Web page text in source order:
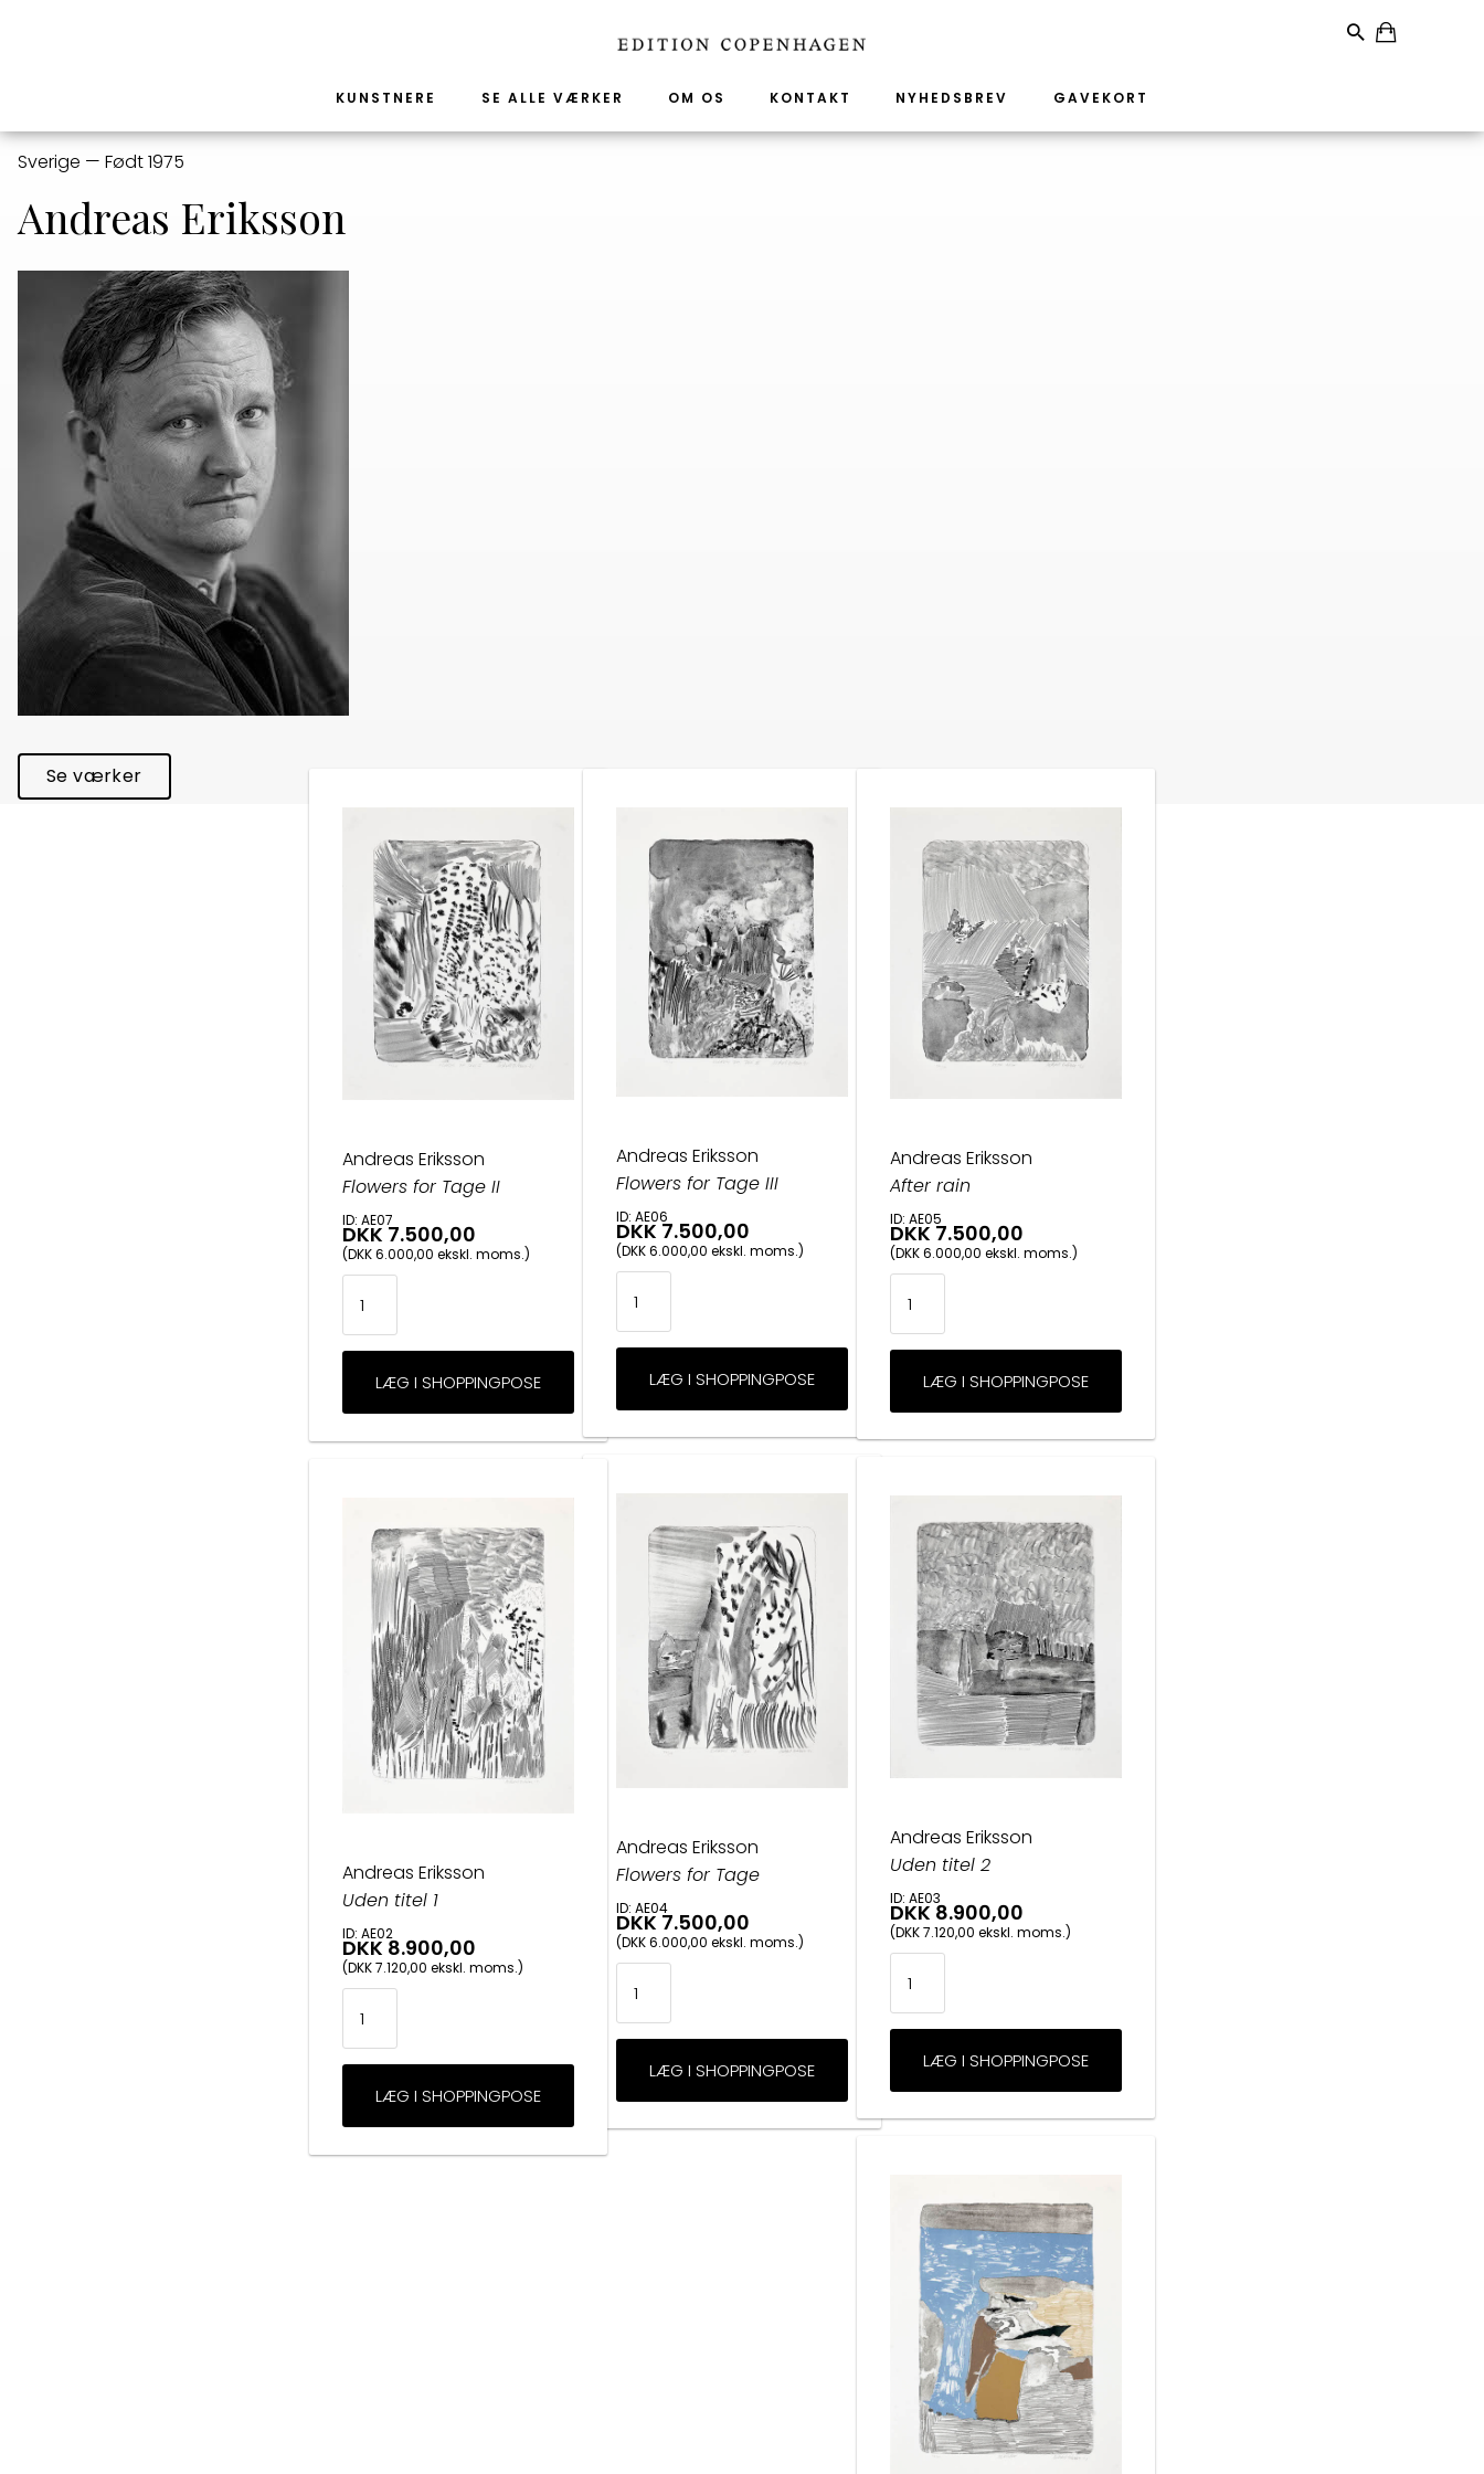
KUNSTNERE SE ALLE VÆRKER OM OS KONTAKT NYHEDSBREV GAVEKORT
Sverige — Født 1975
Andreas Eriksson
Se værker
Andreas Eriksson
Flowers for Tage II
ID: AE07
DKK 7.500,00
(DKK 6.000,00 ekskl. moms.)
Andreas Eriksson
Flowers for Tage III
ID: AE06
DKK 7.500,00
(DKK 6.000,00 ekskl. moms.)
Andreas Eriksson
After rain
ID: AE05
DKK 7.500,00
(DKK 6.000,00 ekskl. moms.)
Andreas Eriksson
Flowers for Tage
ID: AE04
DKK 7.500,00
(DKK 6.000,00 ekskl. moms.)
Andreas Eriksson
Uden titel 2
ID: AE03
DKK 8.900,00
(DKK 7.120,00 ekskl. moms.)
Andreas Eriksson
Uden titel 1
ID: AE02
DKK 8.900,00
(DKK 7.120,00 ekskl. moms.)